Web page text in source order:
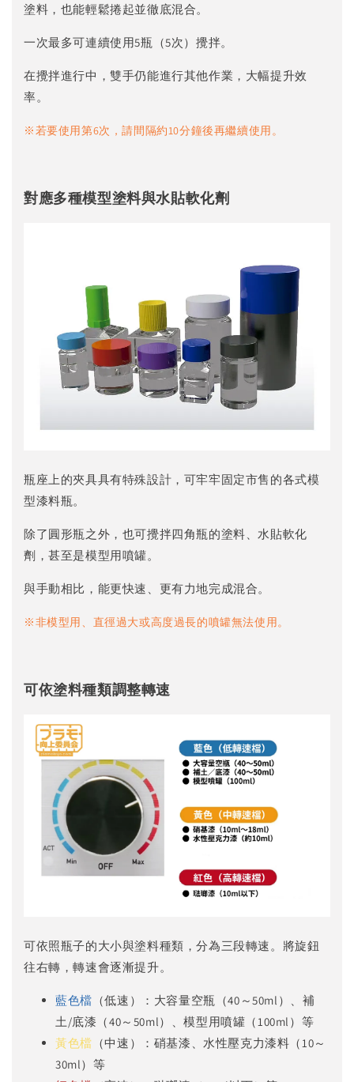
塗料，也能輕鬆捲起並徹底混合。
一次最多可連續使用5瓶（5次）攪拌。
在攪拌進行中，雙手仍能進行其他作業，大幅提升效
率。
※若要使用第6次，請間隔約10分鐘後再繼續使用。
對應多種模型塗料與水貼軟化劑
瓶座上的夾具具有特殊設計，可牢牢固定市售的各式模
型漆料瓶。
除了圓形瓶之外，也可攪拌四角瓶的塗料、水貼軟化
劑，甚至是模型用噴罐。
與手動相比，能更快速、更有力地完成混合。
※非模型用、直徑過大或高度過長的噴罐無法使用。
可依塗料種類調整轉速
可依照瓶子的大小與塗料種類，分為三段轉速。將旋鈕
往右轉，轉速會逐漸提升。
藍色檔 （低速）：大容量空瓶（40～50ml）、補
土/底漆（40～50ml）、模型用噴罐（100ml）等
黃色檔 （中速）：硝基漆、水性壓克力漆料（10～
30ml）等